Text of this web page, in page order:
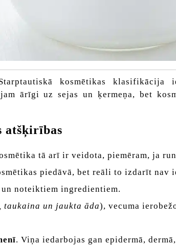
kosmētikas klasifikācija
ārīgi uz sejas un ķermeņa, bet
atšķirības
tā arī ir veidota, piemēram, ja
piedāvā, bet reāli to izdarīt nav
noteiktiem ingredientiem.
taukaina un jaukta āda), vecuma
. Viņa iedarbojas gan epidermā,